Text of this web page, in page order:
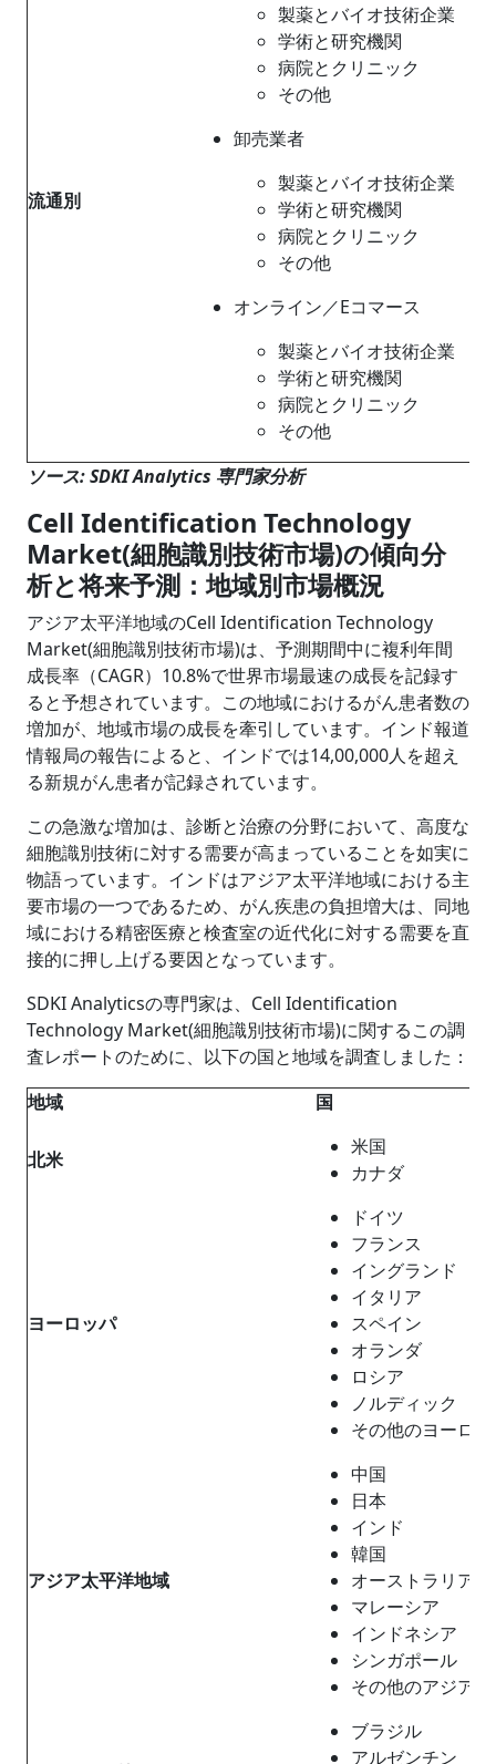
流通別
製薬とバイオ技術企業
学術と研究機関
病院とクリニック
その他
卸売業者
製薬とバイオ技術企業
学術と研究機関
病院とクリニック
その他
オンライン／Eコマース
製薬とバイオ技術企業
学術と研究機関
病院とクリニック
その他
ソース: SDKI Analytics 専門家分析
Cell Identification Technology
Market(細胞識別技術市場)の傾向分
析と将来予測：地域別市場概況
アジア太平洋地域のCell Identification Technology
Market(細胞識別技術市場)は、予測期間中に複利年間
成長率（CAGR）10.8%で世界市場最速の成長を記録す
ると予想されています。この地域におけるがん患者数の
増加が、地域市場の成長を牽引しています。インド報道
情報局の報告によると、インドでは14,00,000人を超え
る新規がん患者が記録されています。
この急激な増加は、診断と治療の分野において、高度な
細胞識別技術に対する需要が高まっていることを如実に
物語っています。インドはアジア太平洋地域における主
要市場の一つであるため、がん疾患の負担増大は、同地
域における精密医療と検査室の近代化に対する需要を直
接的に押し上げる要因となっています。
SDKI Analyticsの専門家は、Cell Identification
Technology Market(細胞識別技術市場)に関するこの調
査レポートのために、以下の国と地域を調査しました：
地域
国
北米
米国
カナダ
ヨーロッパ
ドイツ
フランス
イングランド
イタリア
スペイン
オランダ
ロシア
ノルディック
その他のヨーロ
アジア太平洋地域
中国
日本
インド
韓国
オーストラリア
マレーシア
インドネシア
シンガポール
その他のアジア
ブラジル
アルゼンチン